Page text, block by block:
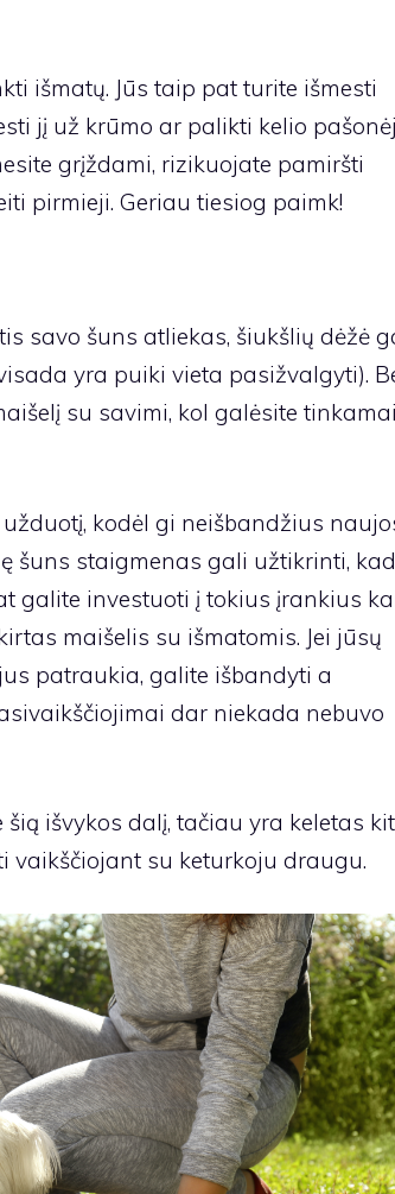
išmatų. Jūs taip pat turite išmesti
jį už krūmo ar palikti kelio
grįždami, rizikuojate pamiršti
pirmieji. Geriau tiesiog paimk!
savo šuns atliekas, šiukšlių dėžė
yra puiki vieta pasižvalgyti).
su savimi, kol galėsite
kodėl gi neišbandžius
šuns staigmenas gali užtikrinti, kad
galite investuoti į tokius įrankius
maišelis su išmatomis. Jei jūsų
patraukia, galite išbandyti a
dar niekada nebuvo
išvykos ​​dalį, tačiau yra keletas
vaikščiojant su keturkoju draugu.